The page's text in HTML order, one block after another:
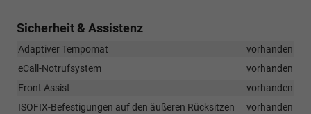
Sicherheit & Assistenz
Adaptiver Tempomat
vorhanden
eCall-Notrufsystem
vorhanden
Front Assist
vorhanden
ISOFIX-Befestigungen auf den äußeren Rücksitzen
vorhanden